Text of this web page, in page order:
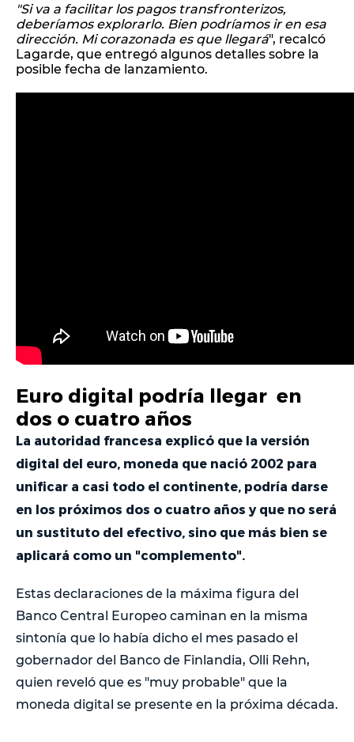
"Si va a facilitar los pagos transfronterizos,
deberíamos explorarlo. Bien podríamos ir en esa
dirección. Mi corazonada es que llegará", recalcó
Lagarde, que entregó algunos detalles sobre la
posible fecha de lanzamiento.
Euro digital podría llegar en
dos o cuatro años
La autoridad francesa explicó que la versión
digital del euro, moneda que nació 2002 para
unificar a casi todo el continente, podría darse
en los próximos dos o cuatro años y que no será
un sustituto del efectivo, sino que más bien se
aplicará como un "complemento".
Estas declaraciones de la máxima figura del
Banco Central Europeo caminan en la misma
sintonía que lo había dicho el mes pasado el
gobernador del Banco de Finlandia, Olli Rehn,
quien reveló que es "muy probable" que la
moneda digital se presente en la próxima década.